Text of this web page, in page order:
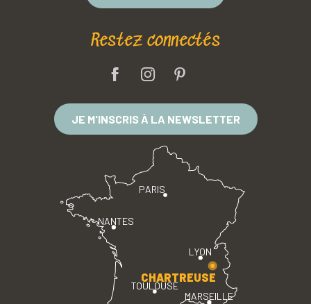
Restez connectés
JE M'INSCRIS À LA NEWSLETTER
PARIS
LYON
TOULOUSE
MARSEILLE
NANTES
CHARTREUSE